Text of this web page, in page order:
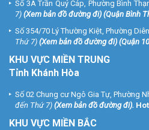
Số 3A Trần Quý Cáp, Phường Bình
7) (Xem bản đồ đường đi) (Quận Bình
Số 354/70 Lý Thường Kiệt, Phường
Thứ 7) (Xem bản đồ đường đi) (Quận
KHU VỰC MIỀN TRUNG
Tỉnh Khánh Hòa
Số 02 Chung cư Ngô Gia Tự, Phường
đến Thứ 7) (Xem bản đồ đường đi).
KHU VỰC MIỀN BẮC